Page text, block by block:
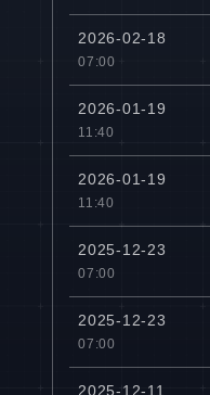
2026-02-18
07:00
2026-01-19
11:40
2026-01-19
11:40
2025-12-23
07:00
2025-12-23
07:00
2025-12-11